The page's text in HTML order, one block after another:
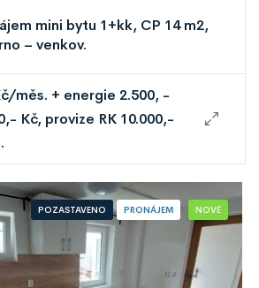
mini bytu 1+kk, CP 14 m2,
– venkov.
měs. + energie 2.500, -
Kč, provize RK 10.000,-
POZASTAVENO PRONÁJEM NOVÉ